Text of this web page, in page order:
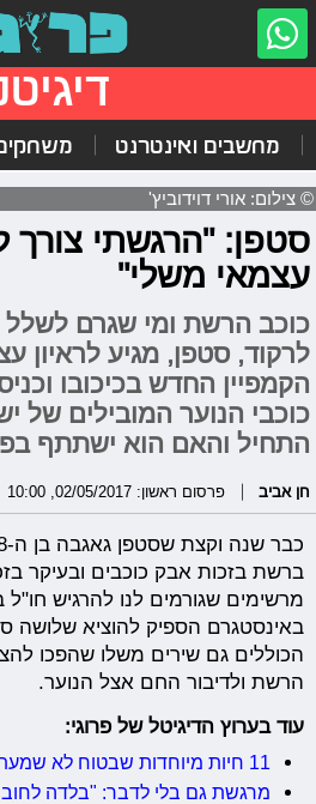
מחשבים ואינטרנט
© צילום: אורי דוידוביץ'
סטפן: "הרגשתי צורך
עצמאי משלי"
כוכב הרשת ומי שגרם לשלל
לרקוד, סטפן, מגיע לראיון
כוכבי הנוער המובילים של
התחיל והאם הוא ישתתף
חן אביב פרסום ראשון: 02/05/2017, 10:00
ברשת בזכות אבק כוכבים ובעיקר
מרשימים שגורמים לנו להרגיש
באינסטגרם הספיק להוציא שלושה
הכוללים גם שירים משלו שהפכו
הרשת ולדיבור החם אצל הנוער.
עוד בערוץ הדיגיטל של פרוגי:
11 חיות מיוחדות שבטוח לא שמעתם עליהן
מרגשת גם בלי לדבר: "בלדה